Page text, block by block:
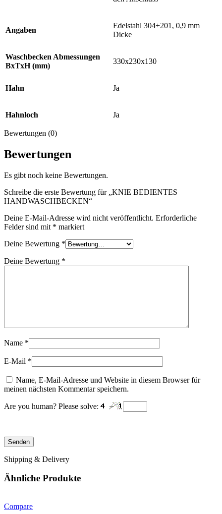
Angaben
Edelstahl 304+201, 0,9 mm
Dicke
Waschbecken Abmessungen
BxTxH (mm)
330x230x130
Hahn Ja
Hahnloch Ja
Bewertungen (0)
Bewertungen
Es gibt noch keine Bewertungen.
Schreibe die erste Bewertung für „KNIE BEDIENTES
HANDWASCHBECKEN“
Deine E-Mail-Adresse wird nicht veröffentlicht. Erforderliche
Felder sind mit * markiert
Deine Bewertung *
Deine Bewertung *
Name *
E-Mail *
Name, E-Mail-Adresse und Website in diesem Browser für
meinen nächsten Kommentar speichern.
Are you human? Please solve:
Shipping & Delivery
Ähnliche Produkte
Compare